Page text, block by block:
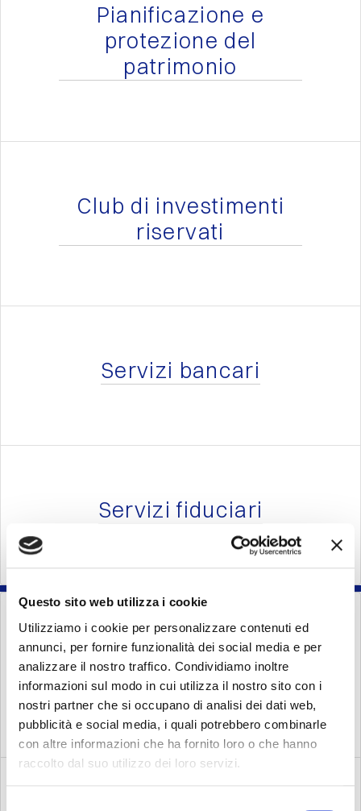
Questo sito web utilizza i cookie
Utilizziamo i cookie per personalizzare contenuti ed
annunci, per fornire funzionalità dei social media e per
analizzare il nostro traffico. Condividiamo inoltre
informazioni sul modo in cui utilizza il nostro sito con i
nostri partner che si occupano di analisi dei dati web,
pubblicità e social media, i quali potrebbero combinarle
con altre informazioni che ha fornito loro o che hanno
raccolto dal suo utilizzo dei loro servizi.
Pianificazione e
protezione del
patrimonio
Club di investimenti
riservati
Servizi bancari
Servizi fiduciari
Gestione degli
investimenti